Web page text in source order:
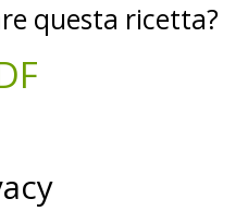
questa ricetta?